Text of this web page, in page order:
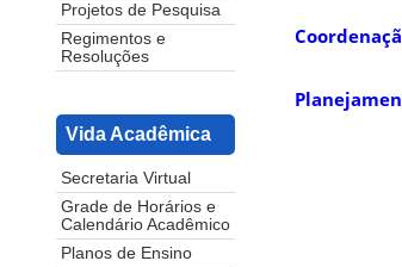
Projetos de Pesquisa
Regimentos e
Resoluções
Vida Acadêmica
Secretaria Virtual
Grade de Horários e
Calendário Acadêmico
Planos de Ensino